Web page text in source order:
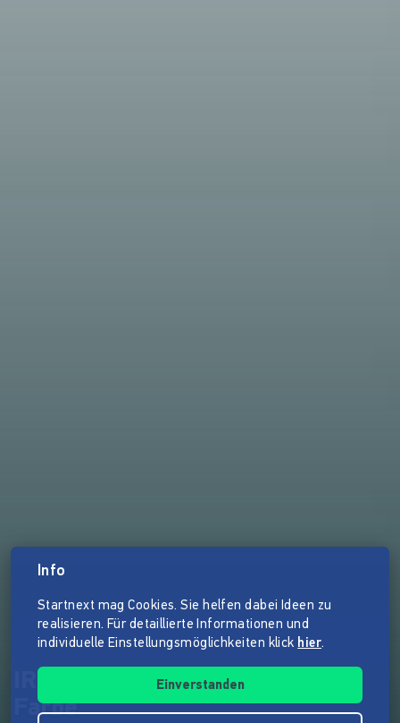
IRLAND VON INNEN - Verse in
Farbe
Info
Startnext mag Cookies. Sie helfen dabei Ideen zu
realisieren. Für detaillierte Informationen und
individuelle Einstellungsmöglichkeiten klick hier.
Einverstanden